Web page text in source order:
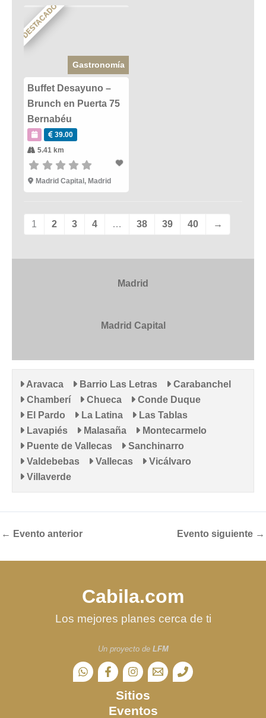
DESTACADO
Gastronomía
Buffet Desayuno –
Brunch en Puerta 75
Bernabéu
39.00
5.41 km
Madrid Capital, Madrid
1 2 3 4 … 38 39 40 →
Madrid
Madrid Capital
Aravaca Barrio Las Letras
Carabanchel
Chamberí
Chueca
Conde Duque
El Pardo
La Latina
Las Tablas
Lavapiés
Malasaña
Montecarmelo
Puente de Vallecas
Sanchinarro
Valdebebas
Vallecas
Vicálvaro
Villaverde
← Evento anterior Evento siguiente →
Cabila.com
Los mejores planes cerca de ti
Un proyecto de LFM
Sitios
Eventos